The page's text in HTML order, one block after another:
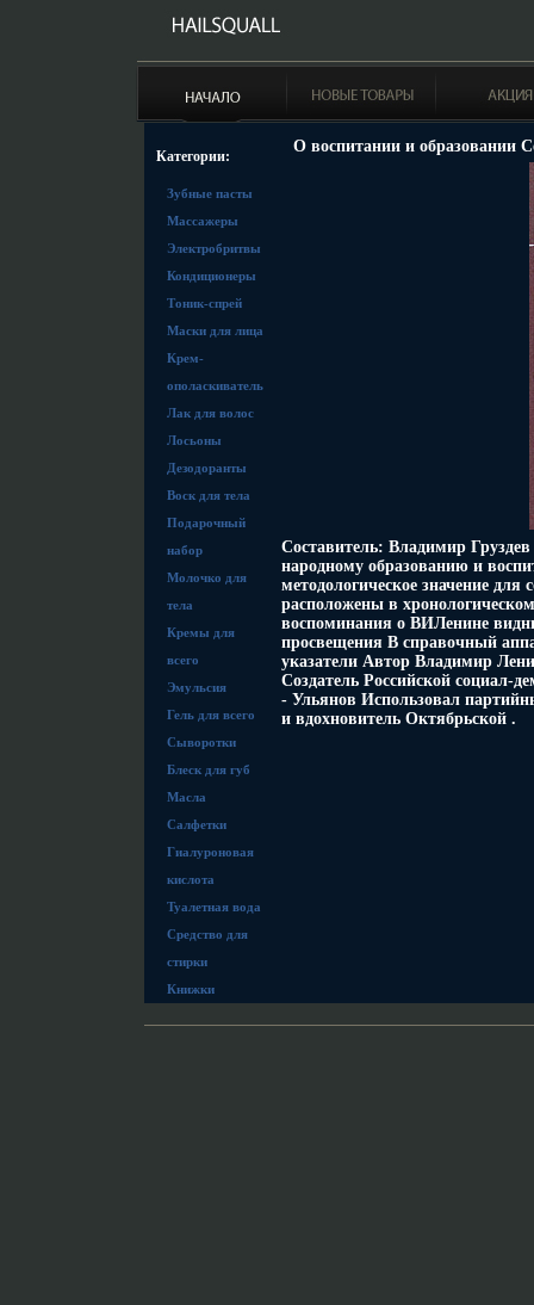
Категории:
Зубные пасты
Массажеры
Электробритвы
Кондиционеры
Тоник-спрей
Маски для лица
Крем-
ополаскиватель
Лак для волос
Лосьоны
Дезодоранты
Воск для тела
Подарочный
набор
Молочко для
тела
Кремы для
всего
Эмульсия
Гель для всего
Сыворотки
Блеск для губ
Масла
Салфетки
Гиалуроновая
кислота
Туалетная вода
Средство для
стирки
Книжки
О воспитании и образовании
Составитель: Владимир
народному образованию и
методологическое значение
расположены в
воспоминания о ВИЛенине
просвещения В справочный
указатели Автор Владимир
Создатель Российской
- Ульянов Использовал
и вдохновитель Октябрьской .